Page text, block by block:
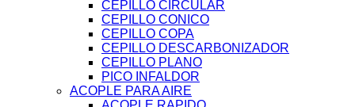
CEPILLO CIRCULAR
CEPILLO CONICO
CEPILLO COPA
CEPILLO DESCARBONIZADOR
CEPILLO PLANO
PICO INFALDOR
ACOPLE PARA AIRE